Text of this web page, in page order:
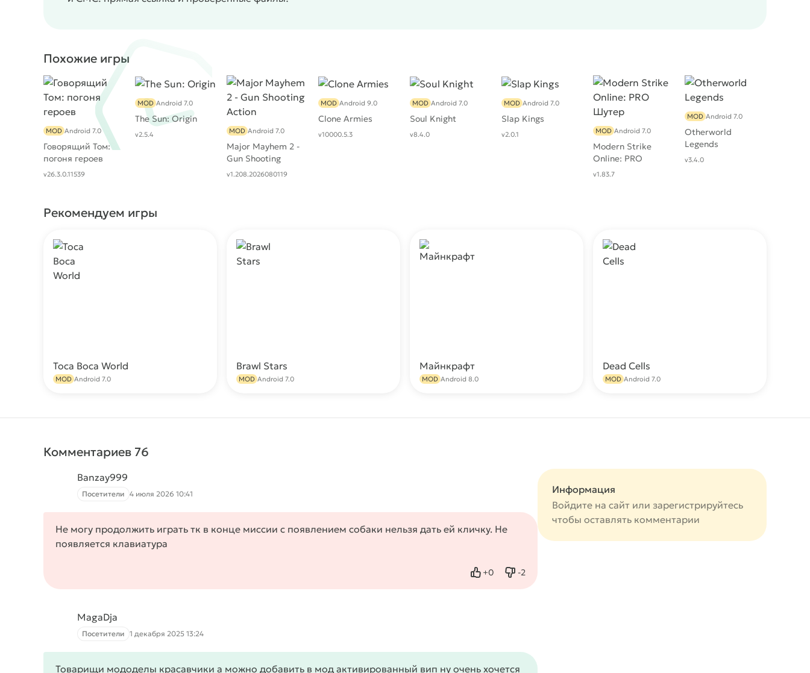
Похожие игры
Говорящий Том:
погоня героев
MOD Android 7.0
v26.3.0.11539
The Sun: Origin
MOD Android 7.0
v2.5.4
Major Mayhem 2 -
Gun Shooting
Action
MOD Android 7.0
v1.208.2026080119
Clone Armies
MOD Android 9.0
v10000.5.3
Soul Knight
MOD Android 7.0
v8.4.0
Slap Kings
MOD Android 7.0
v2.0.1
Modern Strike
Online: PRO
Шутер
MOD Android 7.0
v1.83.7
Otherworld
Legends
MOD Android 7.0
v3.4.0
Рекомендуем игры
Toca Boca World
MOD Android 7.0
Brawl Stars
MOD Android 7.0
Майнкрафт
MOD Android 8.0
Dead Cells
MOD Android 7.0
Комментариев 76
Banzay999
Посетители 4 июля 2026 10:41
Не могу продолжить играть тк в конце миссии с появлением собаки нельзя дать ей кличку. Не
появляется клавиатура
+0
Нравится -2
Не нравится
MagaDja
Посетители 1 декабря 2025 13:24
Товарищи мододелы красавчики а можно добавить в мод активированный вип ну очень хочется
Информация
Войдите на сайт или зарегистрируйтесь
чтобы оставлять комментарии